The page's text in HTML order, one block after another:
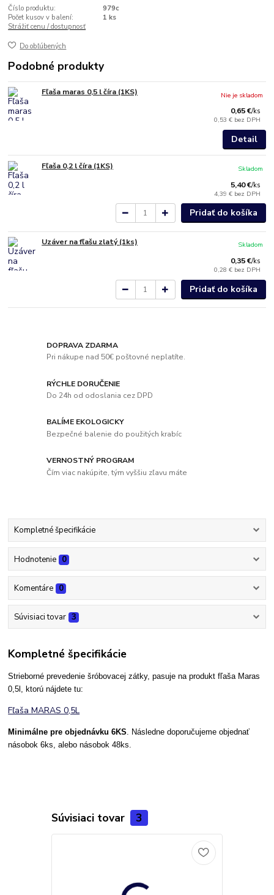
Číslo produktu:
979c
Počet kusov v balení:
1 ks
Strážiť cenu / dostupnosť
Do obľúbených
Podobné produkty
Fľaša maras 0,5 l číra (1KS)
0,65 €/ks
0,53 € bez DPH
Nie je skladom
Detail
Fľaša 0,2 l číra (1KS)
5,40 €/ks
4,39 € bez DPH
Skladom
Pridať do košíka
Uzáver na fľašu zlatý (1ks)
0,35 €/ks
0,28 € bez DPH
Skladom
Pridať do košíka
DOPRAVA ZDARMA
Pri nákupe nad 50€ poštovné neplatíte.
RÝCHLE DORUČENIE
Do 24h od odoslania cez DPD
BALÍME EKOLOGICKY
Bezpečné balenie do použitých krabíc
VERNOSTNÝ PROGRAM
Čím viac nakúpite, tým vyššiu zľavu máte
Kompletné špecifikácie
Hodnotenie 0
Komentáre 0
Súvisiaci tovar 3
Kompletné špecifikácie
Strieborné prevedenie šróbovacej zátky, pasuje na produkt fľaša Maras
0,5l, ktorú nájdete tu:
Fľaša MARAS 0,5L
Minimálne pre objednávku 6KS . Následne doporučujeme objednať
násobok 6ks, alebo násobok 48ks.
Súvisiaci tovar 3